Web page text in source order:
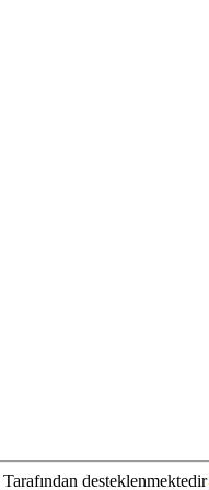
desteklenmektedir